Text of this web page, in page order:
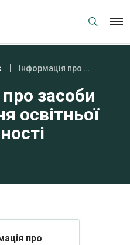
Інформація про засоби провадження освітньої діяльності
засоби
освітньої
про